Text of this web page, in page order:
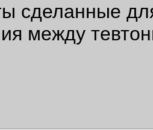
сделанные
между